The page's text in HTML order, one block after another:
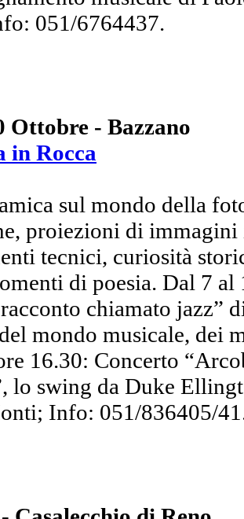
051/6764437.
Ottobre - Bazzano
in Rocca
sul mondo della
proiezioni di
tecnici, curiosità
di poesia. Dal 7 al
chiamato jazz”
mondo musicale, dei
16.30: Concerto
lo swing da Duke
Info: 051/836405/